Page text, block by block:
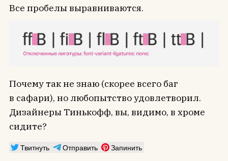
Все пробелы выравниваются.
Почему так не знаю (скорее всего баг
в сафари), но любопытство удовлетворил.
Дизайнеры Тинькофф, вы, видимо, в хроме
сидите?
Твитнуть Отправить Запинить